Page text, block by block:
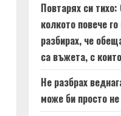
Повтарях си
колкото повече
разбирах, че
са въжета, с
Не разбрах
може би просто